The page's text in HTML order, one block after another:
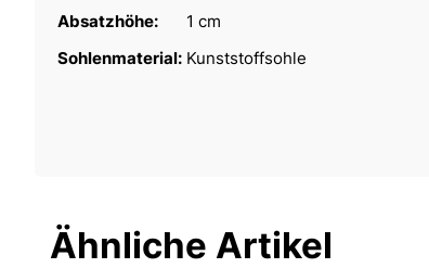
Absatzhöhe:
1 cm
Sohlenmaterial: Kunststoffsohle
Ähnliche Artikel